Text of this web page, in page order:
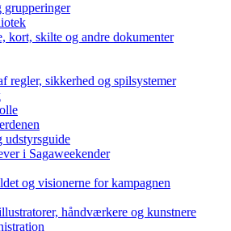
grupperinger
kort, skilte og andre dokumenter
regler, sikkerhed og spilsystemer
udstyrsguide
i Sagaweekender
og visionerne for kampagnen
håndværkere og kunstnere